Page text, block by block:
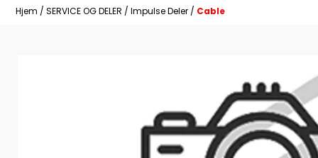
Hjem / SERVICE OG DELER / Impulse Deler / Cable